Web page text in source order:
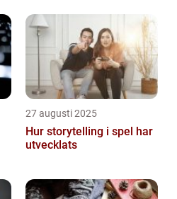
27 augusti 2025
Hur storytelling i spel har
utvecklats